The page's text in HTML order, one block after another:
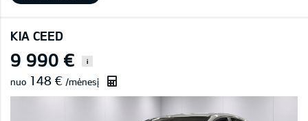
KIA CEED
9 990 € i
nuo 148 € /mėnesį